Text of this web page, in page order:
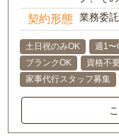
契約形態 業務委託
土日祝のみOK 週1〜
ブランクOK
資格不
家事代行スタッフ募集